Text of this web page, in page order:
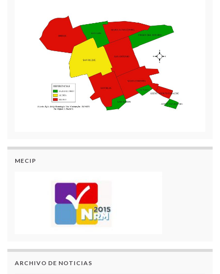
MECIP
ARCHIVO DE NOTICIAS